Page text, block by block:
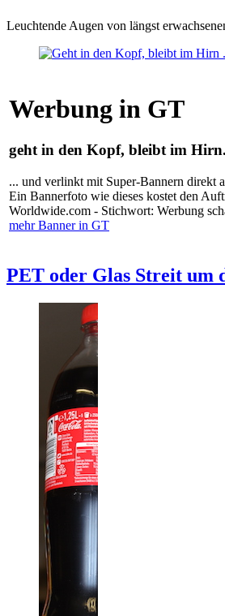
Leuchtende Augen von längst
Werbung in GT
geht in den Kopf, bleibt im
... und verlinkt mit Super-Bannern direkt
Ein Bannerfoto wie dieses kostet den
Worldwide.com - Stichwort: Werbung
mehr Banner in GT
PET oder Glas Streit um